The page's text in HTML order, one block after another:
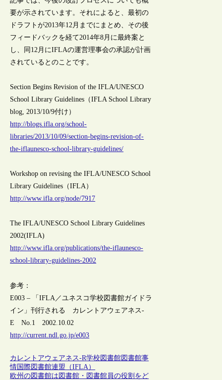
要が示されています。それによると、最初の
ドラフトが2013年12月までにまとめ、その後
フィードバックを経て2014年8月に最終案と
し、同12月にIFLAの運営理事会の承認が計画
されているとのことです。
Section Begins Revision of the IFLA/UNESCO
School Library Guidelines（IFLA School Library
blog, 2013/10/9付け）
http://blogs.ifla.org/school-
libraries/2013/10/09/section-begins-revision-of-
the-iflaunesco-school-library-guidelines/
Workshop on revising the IFLA/UNESCO School
Library Guidelines（IFLA）
http://www.ifla.org/node/7917
The IFLA/UNESCO School Library Guidelines
2002(IFLA)
http://www.ifla.org/publications/the-iflaunesco-
school-library-guidelines-2002
参考：
E003 – 「IFLA／ユネスコ学校図書館ガイドラ
イン」刊行される カレントアウェアネス-
E No.1 2002.10.02
http://current.ndl.go.jp/e003
カレントアウェアネス-R学校図書館図書館事
情 国際図書館連盟（IFLA）
欧州の図書館は図書館・図書館員の役割をど